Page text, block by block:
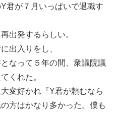
君が７月いっぱいで退職す
出発するらしい。
出入りをし、
なって５年の間、衆議院議
くれた。
変好かれ『Y君が頼むなら
方はかなり多かった。僕も